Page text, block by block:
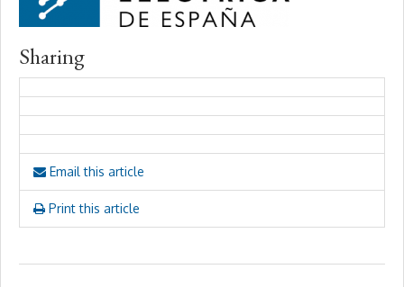
2
0
1
7
Sharing
Email this article
Print this article